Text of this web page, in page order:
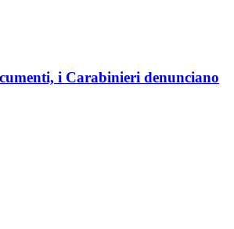
i Carabinieri denunciano